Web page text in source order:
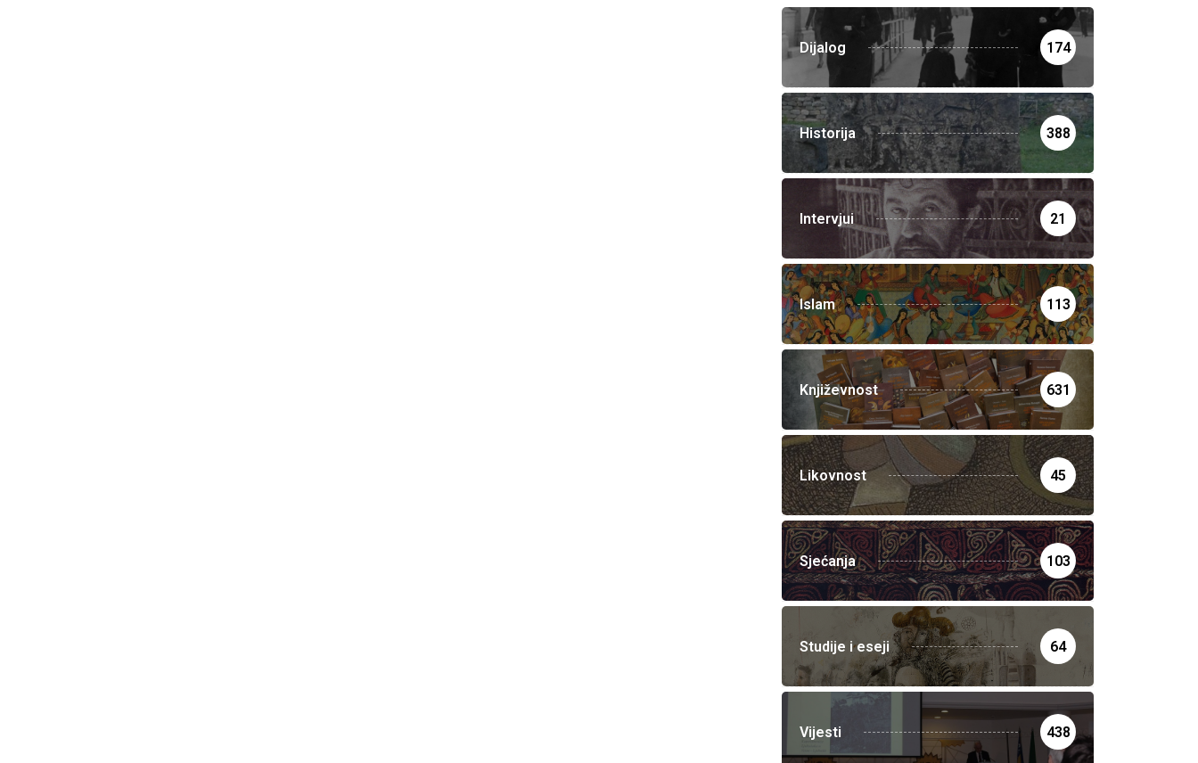
Dijalog 174
Historija 388
Intervjui 21
Islam 113
Književnost 631
Likovnost 45
Sjećanja 103
Studije i eseji 64
Vijesti 438